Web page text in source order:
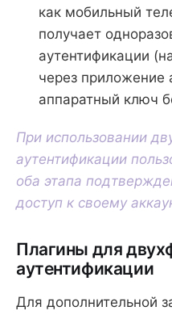
как мобильный
получает
аутентификации
через приложение
аппаратный ключ
При использовании
аутентификации
оба этапа
доступ к своему
Плагины для
аутентификации
Для дополнительной